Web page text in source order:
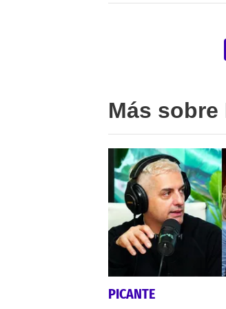
Más sobre
PICANTE